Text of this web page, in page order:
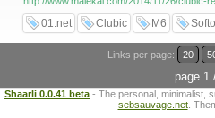
01.net Clubic M6
Links per page: 20
page 1
Shaarli 0.0.41 beta - The personal, minimalist,
sebsauvage.net.